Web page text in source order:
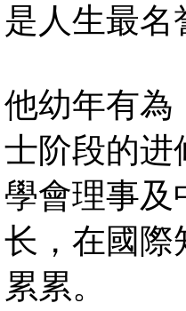
是人生最名
他幼年有為
士阶段的进
學會理事及
长，在國際
累累。